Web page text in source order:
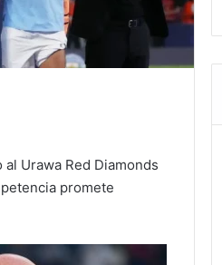
al Urawa Red Diamonds
promete